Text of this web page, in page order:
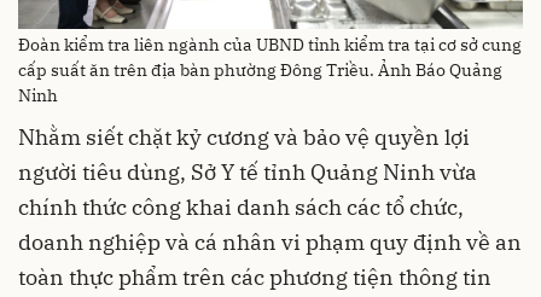
Đoàn kiểm tra liên ngành của UBND tỉnh kiểm tra tại cơ sở cung
cấp suất ăn trên địa bàn phường Đông Triều. Ảnh Báo Quảng
Ninh
Nhằm siết chặt kỷ cương và bảo vệ quyền lợi
người tiêu dùng, Sở Y tế tỉnh Quảng Ninh vừa
chính thức công khai danh sách các tổ chức,
doanh nghiệp và cá nhân vi phạm quy định về an
toàn thực phẩm trên các phương tiện thông tin